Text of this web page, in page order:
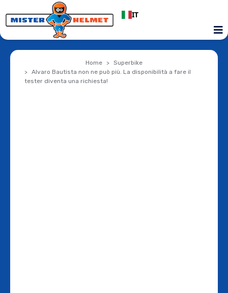
IT
Home
Superbike
Alvaro Bautista non ne può più. La disponibilità a fare il
tester diventa una richiesta!